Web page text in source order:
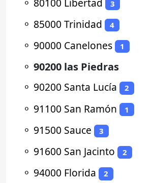
3
⚬ 85000 Trinidad 4
⚬ 90000 Canelones 1
⚬ 90200 las Piedras
⚬ 90200 Santa Lucía 2
⚬ 91100 San Ramón 1
⚬ 91500 Sauce 3
⚬ 91600 San Jacinto 2
⚬ 94000 Florida 2